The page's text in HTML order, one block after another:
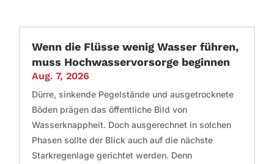
Wenn die Flüsse wenig Wasser führen,
muss Hochwasservorsorge beginnen
Aug. 7, 2026
Dürre, sinkende Pegelstände und ausgetrocknete
Böden prägen das öffentliche Bild von
Wasserknappheit. Doch ausgerechnet in solchen
Phasen sollte der Blick auch auf die nächste
Starkregenlage gerichtet werden. Denn